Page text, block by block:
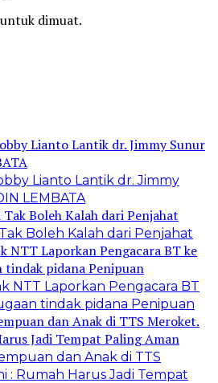
dimuat.
Lianto Lantik dr. Jimmy
LEMBATA
Boleh Kalah dari Penjahat
NTT Laporkan Pengacara BT
tindak pidana Penipuan
dan Anak di TTS
: Rumah Harus Jadi Tempat